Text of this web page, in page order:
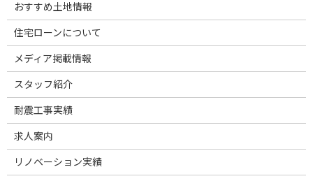
おすすめ土地情報
住宅ローンについて
メディア掲載情報
スタッフ紹介
耐震工事実績
求人案内
リノベーション実績